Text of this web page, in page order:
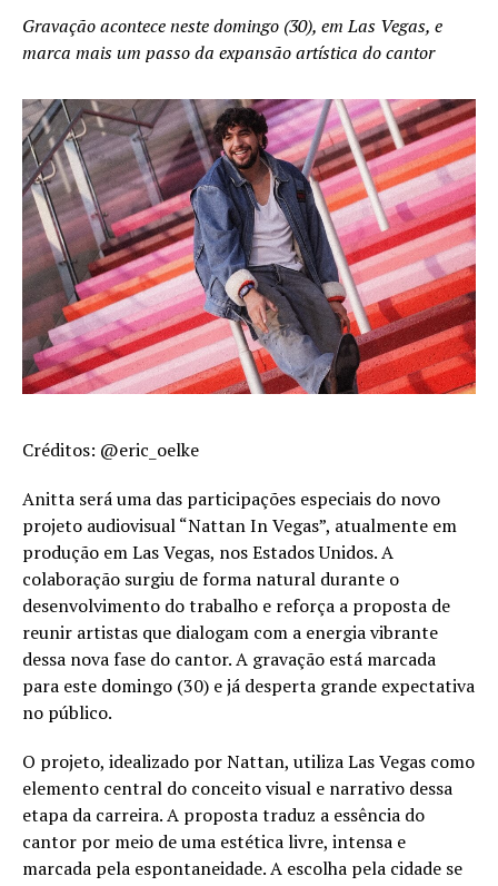
Gravação acontece neste domingo (30), em Las Vegas, e
marca mais um passo da expansão artística do cantor
Créditos: @eric_oelke
Anitta será uma das participações especiais do novo
projeto audiovisual “Nattan In Vegas”, atualmente em
produção em Las Vegas, nos Estados Unidos. A
colaboração surgiu de forma natural durante o
desenvolvimento do trabalho e reforça a proposta de
reunir artistas que dialogam com a energia vibrante
dessa nova fase do cantor. A gravação está marcada
para este domingo (30) e já desperta grande expectativa
no público.
O projeto, idealizado por Nattan, utiliza Las Vegas como
elemento central do conceito visual e narrativo dessa
etapa da carreira. A proposta traduz a essência do
cantor por meio de uma estética livre, intensa e
marcada pela espontaneidade. A escolha pela cidade se